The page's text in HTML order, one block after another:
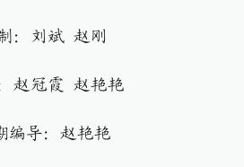
：刘斌 赵刚
赵冠霞 赵艳艳
编导：赵艳艳